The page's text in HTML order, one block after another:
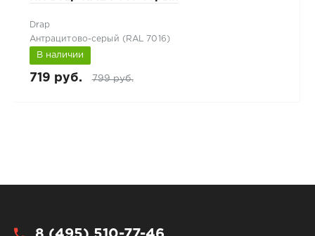
Drap
Антрацитово-серый (RAL 7016)
В наличии
719 руб. 799 руб.